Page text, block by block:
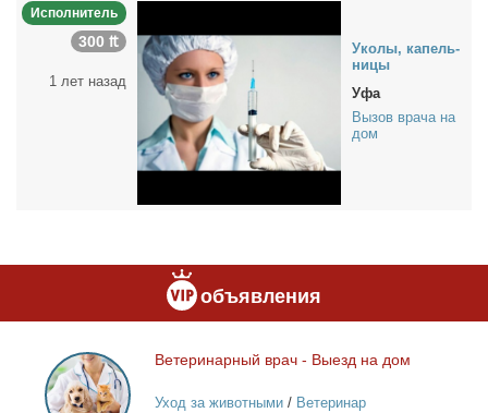
Исполнитель
300 ₶
1 лет назад
Уко­лы, ка­пель­
ни­цы
Уфа
Вызов врача на
дом
объявления
Ветеринарный
врач
-
Ве­те­ри­нар­ный врач - Вы­езд на дом
Уход за животными/ Ветеринар